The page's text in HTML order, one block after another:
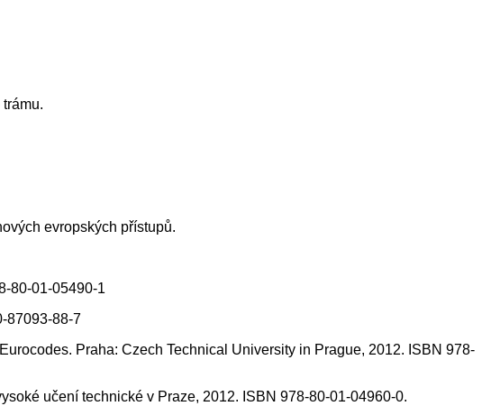
evropských přístupů.
80-01-05490-1
87093-88-7
Praha: Czech Technical University in Prague, 2012. ISBN 978-
učení technické v Praze, 2012. ISBN 978-80-01-04960-0.